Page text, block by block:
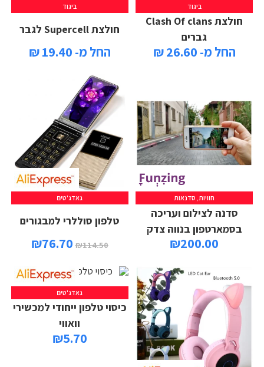
ביגוד
חולצת Clash Of clans
גברים
החל מ- 26.60 ₪
ביגוד
חולצת Supercell לגבר
החל מ- 19.40 ₪
חוויות, סדנאות
סדנה לצילום ועריכה
בסמארטפון בנווה צדק
₪200.00
גאדג'טים
טלפון סוללרי למבגורים
₪114.50
₪76.70
גאדג'טים
כיסוי טלפון ייחודי למכשירי
וואווי
₪5.70